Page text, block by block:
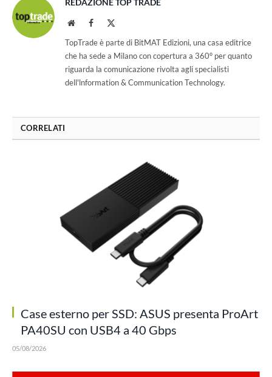
WebsiteFacebook
TopTrade è parte di BitMAT Edizioni, una casa editrice
che ha sede a Milano con copertura a 360° per quanto
riguarda la comunicazione rivolta agli specialisti
dell'lnformation & Communication Technology.
CORRELATI
Case esterno per SSD: ASUS presenta ProArt
PA40SU con USB4 a 40 Gbps
05/08/2026